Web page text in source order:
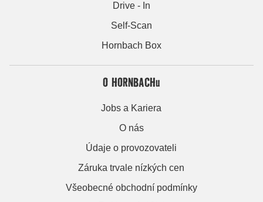
Drive - In
Self-Scan
Hornbach Box
O HORNBACHu
Jobs a Kariera
O nás
Údaje o provozovateli
Záruka trvale nízkých cen
Všeobecné obchodní podmínky